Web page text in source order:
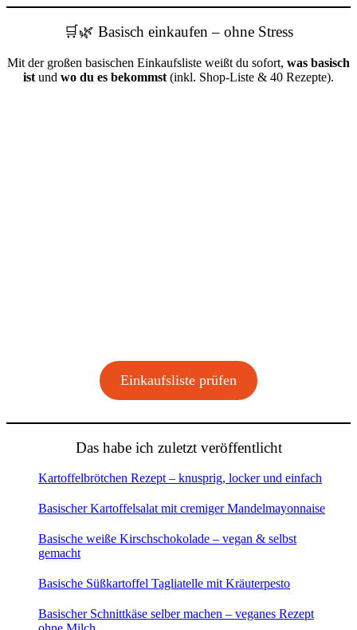
🛒🌿 Basisch einkaufen – ohne Stress
Mit der großen basischen Einkaufsliste weißt du sofort, was basisch
ist und wo du es bekommst (inkl. Shop-Liste & 40 Rezepte).
Einkaufsliste prüfen
Das habe ich zuletzt veröffentlicht
Kartoffelbrötchen Rezept – knusprig, locker und einfach
Basischer Kartoffelsalat mit cremiger Mandelmayonnaise
Basische weiße Kirschschokolade – vegan & selbst
gemacht
Basische Süßkartoffel Tagliatelle mit Kräuterpesto
Basischer Schnittkäse selber machen – veganes Rezept